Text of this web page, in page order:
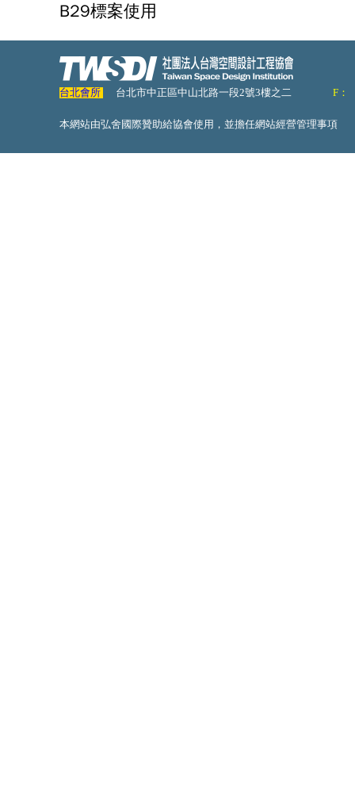
B29標案使用
台北會所 台北市中正區中山北路一段2號3樓之二 F：
本網站由弘舍國際贊助給協會使用，並擔任網站經營管理事項